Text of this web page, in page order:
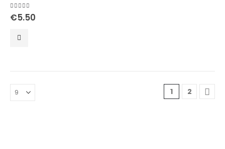
5.00 out of 5
€5.50
1 2